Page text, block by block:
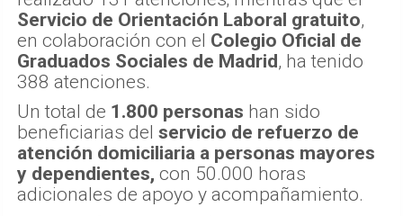
Servicio de Orientación Laboral gratuito,
en colaboración con el Colegio Oficial de
Graduados Sociales de Madrid, ha tenido
388 atenciones.
Un total de 1.800 personas han sido
beneficiarias del servicio de refuerzo de
atención domiciliaria a personas mayores
y dependientes, con 50.000 horas
adicionales de apoyo y acompañamiento.